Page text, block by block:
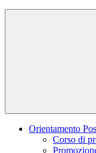
Orientamento
Corso di